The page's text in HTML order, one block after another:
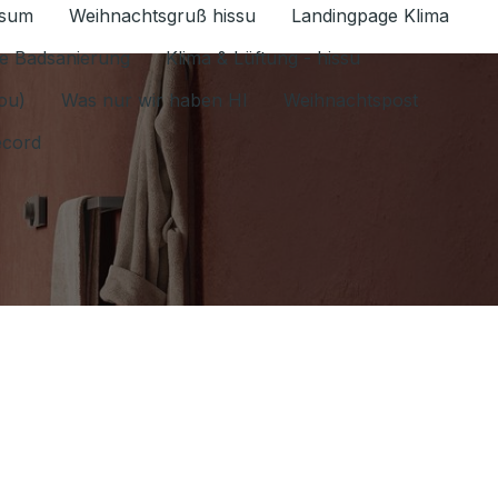
Datenschutz 1.6.2026 umschalten
Weihnachtsgruß hissu
Landingpage Klima
Badsanierung
Klima & Lüftung - hissu
Was nur wir haben HI
Weihnachtspost